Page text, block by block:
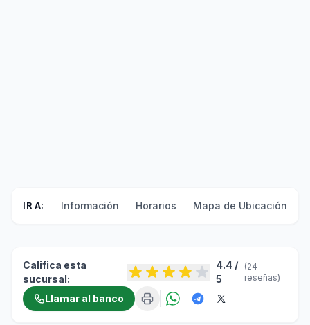
IR A: Información Horarios Mapa de Ubicación
Califica esta
sucursal:
4.4 /
5
(24
reseñas)
Llamar al banco